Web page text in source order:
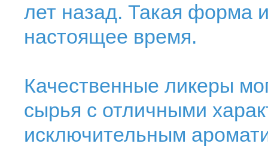
лет назад. Такая форма
настоящее время.
Качественные ликеры
сырья с отличными
исключительным